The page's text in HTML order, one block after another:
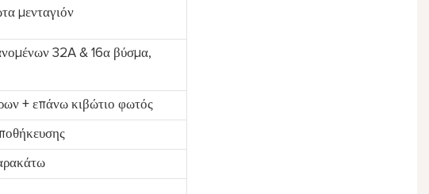
μενταγιόν
32A & 16α βύσμα,
+ επάνω κιβώτιο φωτός